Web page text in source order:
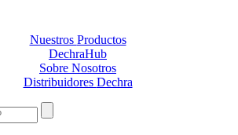
Nuestros Productos
DechraHub
Sobre Nosotros
Distribuidores Dechra